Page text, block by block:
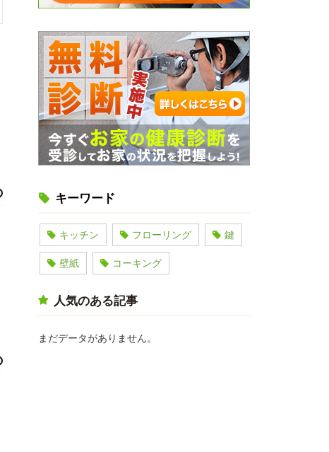
キーワード
キッチン フローリング 鍵
壁紙 コーキング
人気のある記事
まだデータがありません。